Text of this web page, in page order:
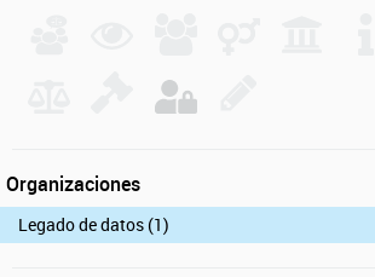
Organizaciones
Legado de datos (1)